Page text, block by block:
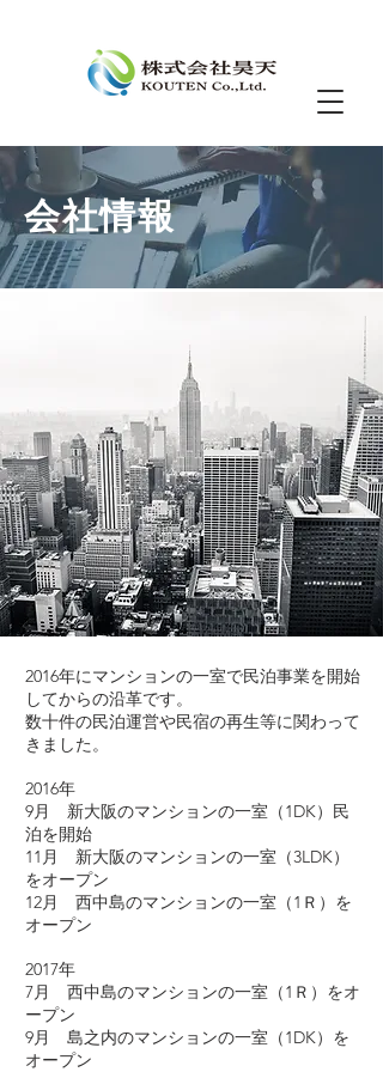
​会社情報
2016年にマンションの一室で民泊事業を開始
してからの沿革です。
数十件の民泊運営や民宿の再生等に関わって
きました。
2016年
9月 新大阪のマンションの一室（1DK）民
泊を開始
11月 新大阪のマンションの一室（3LDK）
をオープン
12月 西中島のマンションの一室（1Ｒ）を
オープン
2017年
7月 西中島のマンションの一室（1Ｒ）をオ
ープン
9月 島之内のマンションの一室（1DK）を
オープン